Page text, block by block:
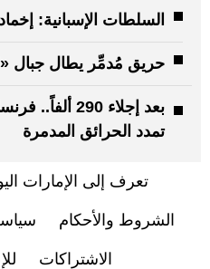
السلطات الإسبانية:
حريق مُدمِّر يطال جبال
بعد إجلاء 290
تمدد الحرائق المدمرة
تعرف إلى الإمارات
الشروط والأحكام
الاشتراكات